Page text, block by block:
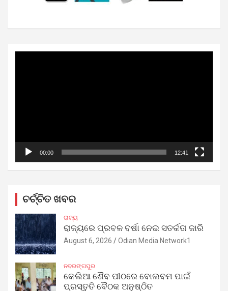
00:00 12:41
ଚର୍ଚ୍ଚିତ ଖବର
ରାଜ୍ୟ
ରାଜ୍ୟରେ ପ୍ରବଳ ବର୍ଷା ନେଇ ସତର୍କତା ଜାରି
August 6, 2026 Odian Media Network1
ନବରଙ୍ଗପୁର
କେଲିଆ ଶୈବ ପୀଠରେ ବୋଲବମ ପାଇଁ
ପ୍ରସ୍ତୁତି ବୈଠକ ଅନୁଷ୍ଠିତ